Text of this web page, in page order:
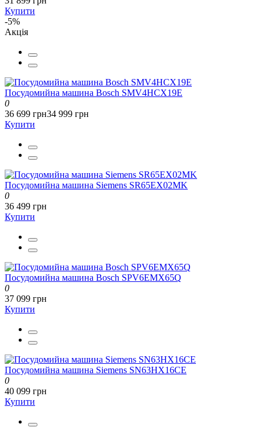
Купити
-5%
Акція
Посудомийна машина Bosch SMV4HCX19E
0
36 699 грн34 999 грн
Купити
Посудомийна машина Siemens SR65EX02MK
0
36 499 грн
Купити
Посудомийна машина Bosch SPV6EMX65Q
0
37 099 грн
Купити
Посудомийна машина Siemens SN63HX16CE
0
40 099 грн
Купити